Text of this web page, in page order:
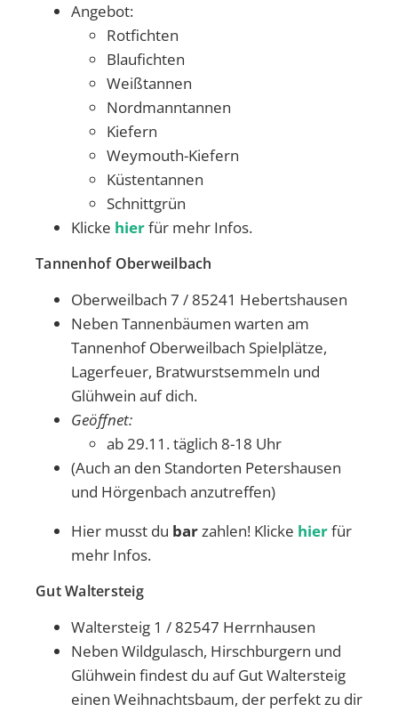
Angebot:
Rotfichten
Blaufichten
Weißtannen
Nordmanntannen
Kiefern
Weymouth-Kiefern
Küstentannen
Schnittgrün
Klicke hierfür mehr Infos.
Tannenhof Oberweilbach
Oberweilbach 7 / 85241 Hebertshausen
Neben Tannenbäumen warten am
Tannenhof Oberweilbach Spielplätze,
Lagerfeuer, Bratwurstsemmeln und
Glühwein auf dich.
Geöffnet:
ab 29.11. täglich 8-18 Uhr
(Auch an den Standorten Petershausen
und Hörgenbach anzutreffen)
Hier musst du barzahlen! Klicke hierfür
mehr Infos.
Gut Waltersteig
Waltersteig 1 / 82547 Herrnhausen
Neben Wildgulasch, Hirschburgern und
Glühwein findest du auf Gut Waltersteig
einen Weihnachtsbaum, der perfekt zu dir